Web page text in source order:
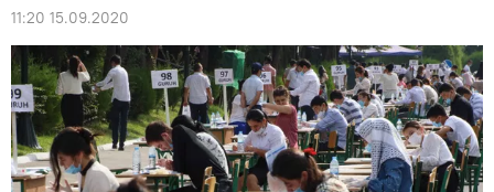
11:20 15.09.2020